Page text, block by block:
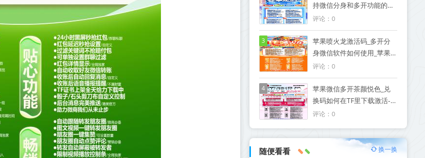
持微信分身和多开功能的激
活码软件
评论：0
3
苹果喷火龙激活码_多开分
身微信软件如何使用_苹果
喷火龙官网
评论：0
4
苹果微信多开茶颜悦色_兑
换码如何在TF里下载激活-
茶颜悦色可以多开几个
评论：0
随便看看 换一换